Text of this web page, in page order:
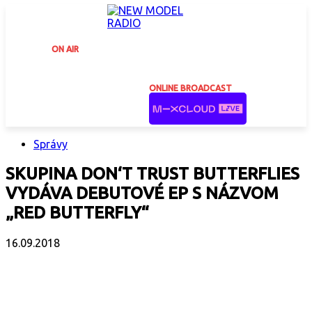
ON AIR
ONLINE BROADCAST
Správy
SKUPINA DON‘T TRUST BUTTERFLIES
VYDÁVA DEBUTOVÉ EP S NÁZVOM
„RED BUTTERFLY“
16.09.2018